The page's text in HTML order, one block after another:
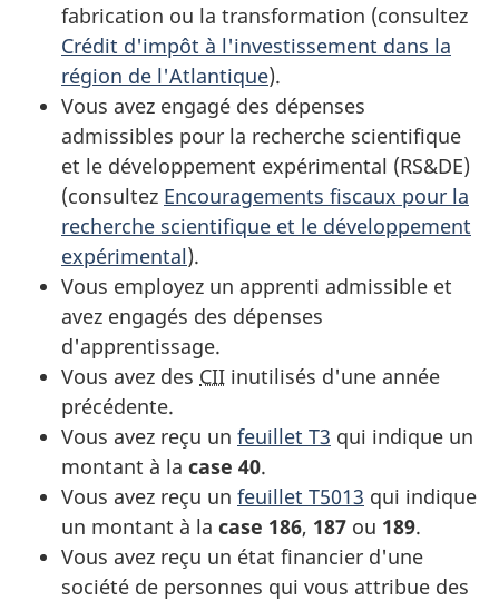
fabrication ou la transformation (consultez
Crédit d'impôt à l'investissement dans la
région de l'Atlantique).
Vous avez engagé des dépenses
admissibles pour la recherche scientifique
et le développement expérimental (RS&DE)
(consultez Encouragements fiscaux pour la
recherche scientifique et le développement
expérimental).
Vous employez un apprenti admissible et
avez engagés des dépenses
d'apprentissage.
Vous avez des CII inutilisés d'une année
précédente.
Vous avez reçu un feuillet T3 qui indique un
montant à la case 40.
Vous avez reçu un feuillet T5013 qui indique
un montant à la case 186, 187 ou 189.
Vous avez reçu un état financier d'une
société de personnes qui vous attribue des